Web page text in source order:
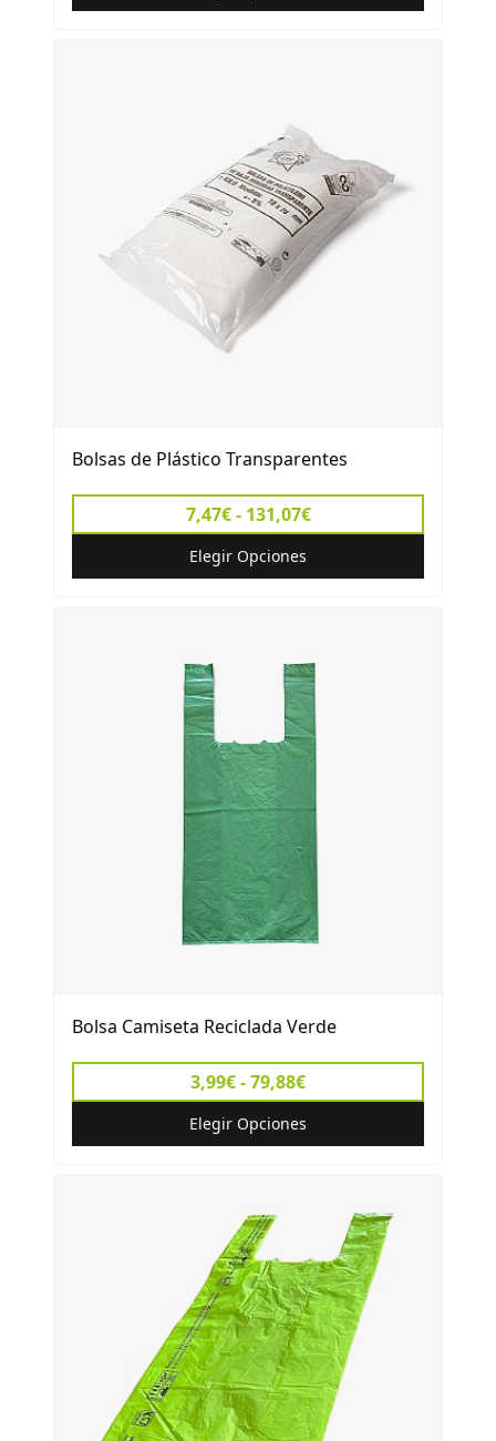
Bolsas de Plástico Transparentes
7,47€ - 131,07€
Elegir Opciones
Bolsa Camiseta Reciclada Verde
3,99€ - 79,88€
Elegir Opciones